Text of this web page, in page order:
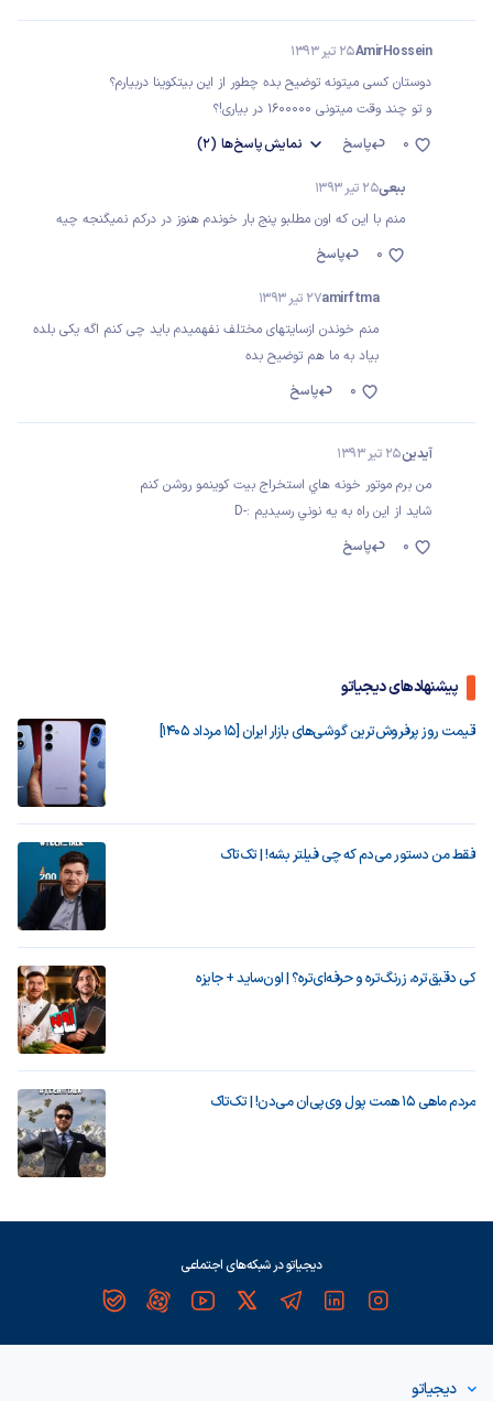
AmirHossein25 تیر 1393
دوستان کسی میتونه توضیح بده چطور از این بیتکوینا دربیارم؟
و تو چند وقت میتونی 1600000 در بیاری!؟
پاسخ
نمایشپاسخ‌ها (2) 0
ببعی25 تیر 1393
منم با این که اون مطلبو پنج بار خوندم هنوز در درکم نمیگنجه چیه
پاسخ
0
amirftma27 تیر 1393
منم خوندن ازسایتهای مختلف نفهمیدم باید چی کنم اگه یکی بلده
بیاد به ما هم توضیح بده
پاسخ
0
آيدين25 تیر 1393
من برم موتور خونه هاي استخراج بيت كوينمو روشن كنم
شايد از اين راه به يه نوني رسيديم :-D
پاسخ
0
پیشنهادهای دیجیاتو
قیمت روز پرفروش‌ترین گوشی‌های بازار ایران [15 مرداد 1405]
فقط من دستور می‌دم که چی فیلتر بشه! | تک‌تاک
کی دقیق‌تره، زرنگ‌تره و حرفه‌ای‌تره؟ | اون‌ساید + جایزه
مردم ماهی ۱۵ همت پول وی‌پی‌ان می‌دن! | تک‌تاک
دیجیاتو در شبکه‌های اجتماعی
دیجیاتو